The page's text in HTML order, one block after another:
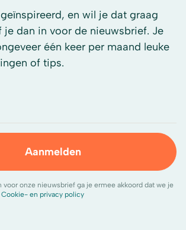
en wil je dat graag
je dan in voor de nieuwsbrief. Je
één keer per maand leuke
of tips.
Aanmelden
voor onze nieuwsbrief ga je ermee akkoord dat we je
Cookie- en privacy policy